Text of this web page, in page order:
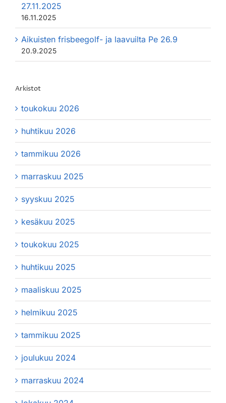
27.11.2025
16.11.2025
Aikuisten frisbeegolf- ja laavuilta Pe 26.9
20.9.2025
Arkistot
toukokuu 2026
huhtikuu 2026
tammikuu 2026
marraskuu 2025
syyskuu 2025
kesäkuu 2025
toukokuu 2025
huhtikuu 2025
maaliskuu 2025
helmikuu 2025
tammikuu 2025
joulukuu 2024
marraskuu 2024